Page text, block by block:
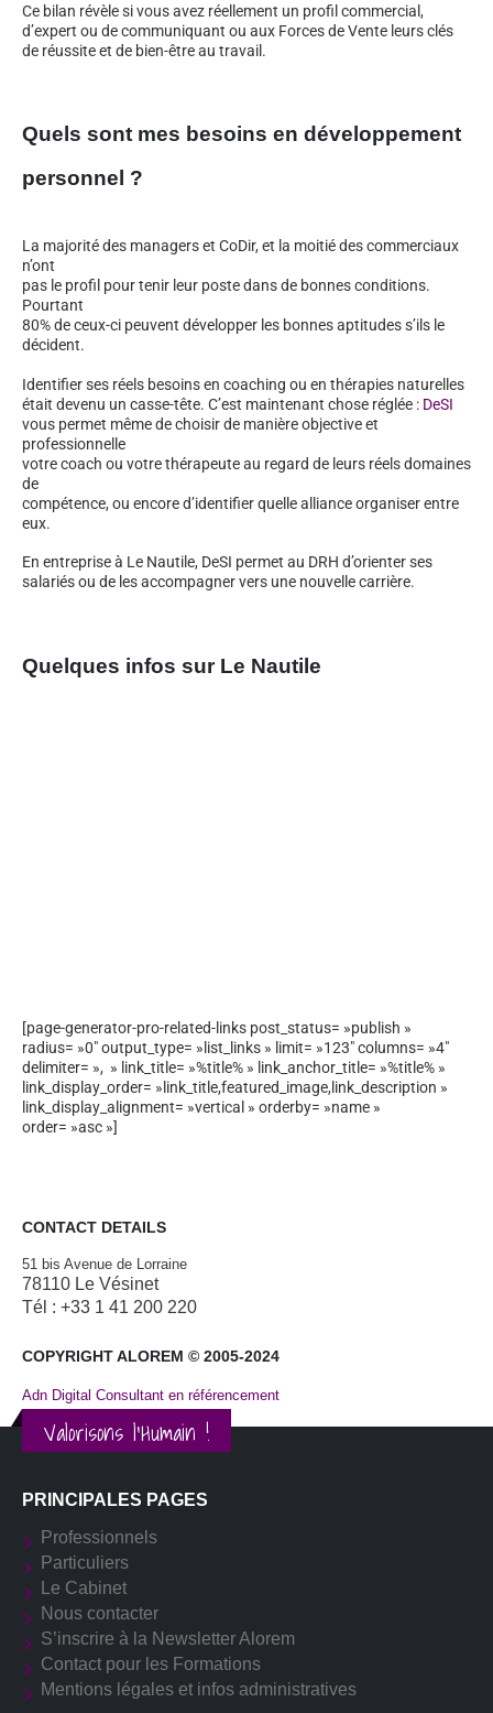
Ce bilan révèle si vous avez réellement un profil commercial,
d’expert ou de communiquant ou aux Forces de Vente leurs clés
de réussite et de bien-être au travail.
Quels sont mes besoins en développement
personnel ?
La majorité des managers et CoDir, et la moitié des commerciaux
n’ont
pas le profil pour tenir leur poste dans de bonnes conditions.
Pourtant
80% de ceux-ci peuvent développer les bonnes aptitudes s’ils le
décident.
Identifier ses réels besoins en coaching ou en thérapies naturelles
était devenu un casse-tête. C’est maintenant chose réglée : DeSI
vous permet même de choisir de manière objective et
professionnelle
votre coach ou votre thérapeute au regard de leurs réels domaines
de
compétence, ou encore d’identifier quelle alliance organiser entre
eux.
En entreprise à Le Nautile, DeSI permet au DRH d’orienter ses
salariés ou de les accompagner vers une nouvelle carrière.
Quelques infos sur Le Nautile
[page-generator-pro-related-links post_status= »publish »
radius= »0″ output_type= »list_links » limit= »123″ columns= »4″
delimiter= », » link_title= »%title% » link_anchor_title= »%title% »
link_display_order= »link_title,featured_image,link_description »
link_display_alignment= »vertical » orderby= »name »
order= »asc »]
CONTACT DETAILS
51 bis Avenue de Lorraine
78110 Le Vésinet
Tél : +33 1 41 200 220
COPYRIGHT ALOREM © 2005-2024
Adn Digital Consultant en référencement
Valorisons l'Humain !
PRINCIPALES PAGES
Professionnels
Particuliers
Le Cabinet
Nous contacter
S’inscrire à la Newsletter Alorem
Contact pour les Formations
Mentions légales et infos administratives